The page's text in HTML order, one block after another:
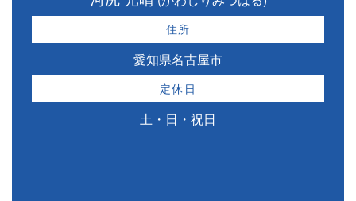
住所
愛知県名古屋市
定休日
土・日・祝日